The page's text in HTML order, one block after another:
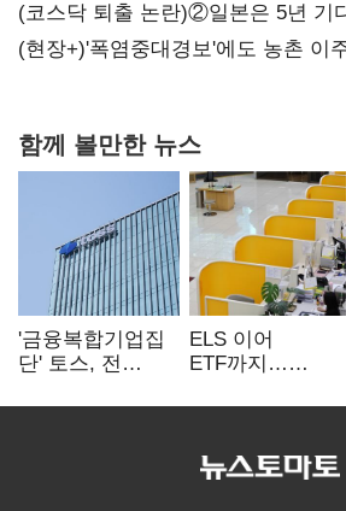
(코스닥 퇴출 논란)②일본은 5년 기
당장 퇴출?…시간만으론 부족한 코
(현장+)'폭염중대경보'에도 농촌 이
함께 볼만한 뉴스
'금융복합기업집
단' 토스, 전
표준화
ELS 이어
ETF까지…
제동 걸린 은행